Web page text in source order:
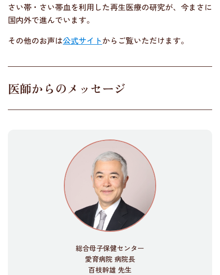
さい帯・さい帯血を利用した再生医療の研究が、今まさに
国内外で進んでいます。
その他のお声は公式サイトからご覧いただけます。
医師からのメッセージ
総合母子保健センター
愛育病院 病院長
百枝幹雄 先生